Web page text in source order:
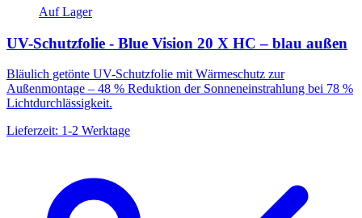
Auf Lager
UV-Schutzfolie - Blue Vision 20 X HC – blau außen
Bläulich getönte UV-Schutzfolie mit Wärmeschutz zur
Außenmontage – 48 % Reduktion der Sonneneinstrahlung bei 78 %
Lichtdurchlässigkeit.
Lieferzeit: 1-2 Werktage